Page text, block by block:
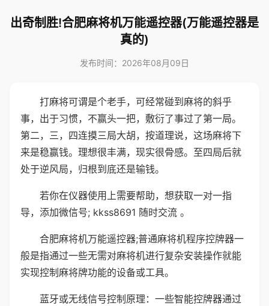
出奇制胜!合肥麻将机万能遥控器(万能遥控器是
真的)
发布时间：2026年08月09日
打麻将可谓是个老手，可经常碰到麻将的斜乎
事，出于习惯，不赢头一把，敷衍了事过了第一局。
第二，三，四连摸三局大胡，按道理说，这场麻将下
来是稳赢钱。理想很丰满，现实很骨感。至四局后就
处于逆风局，归根到底还是输钱。
若你在仪器使用上需要帮助，想获取一对一指
导，添加微信号; kkss8691 随时交流 。
合肥麻将机万能遥控器;普通麻将机程序控牌器一
般是指通过一些无需对麻将机进行复杂安装操作就能
实现控制麻将牌功能的设备或工具。
蓝牙或无线信号控制原理：一些智能控牌器通过